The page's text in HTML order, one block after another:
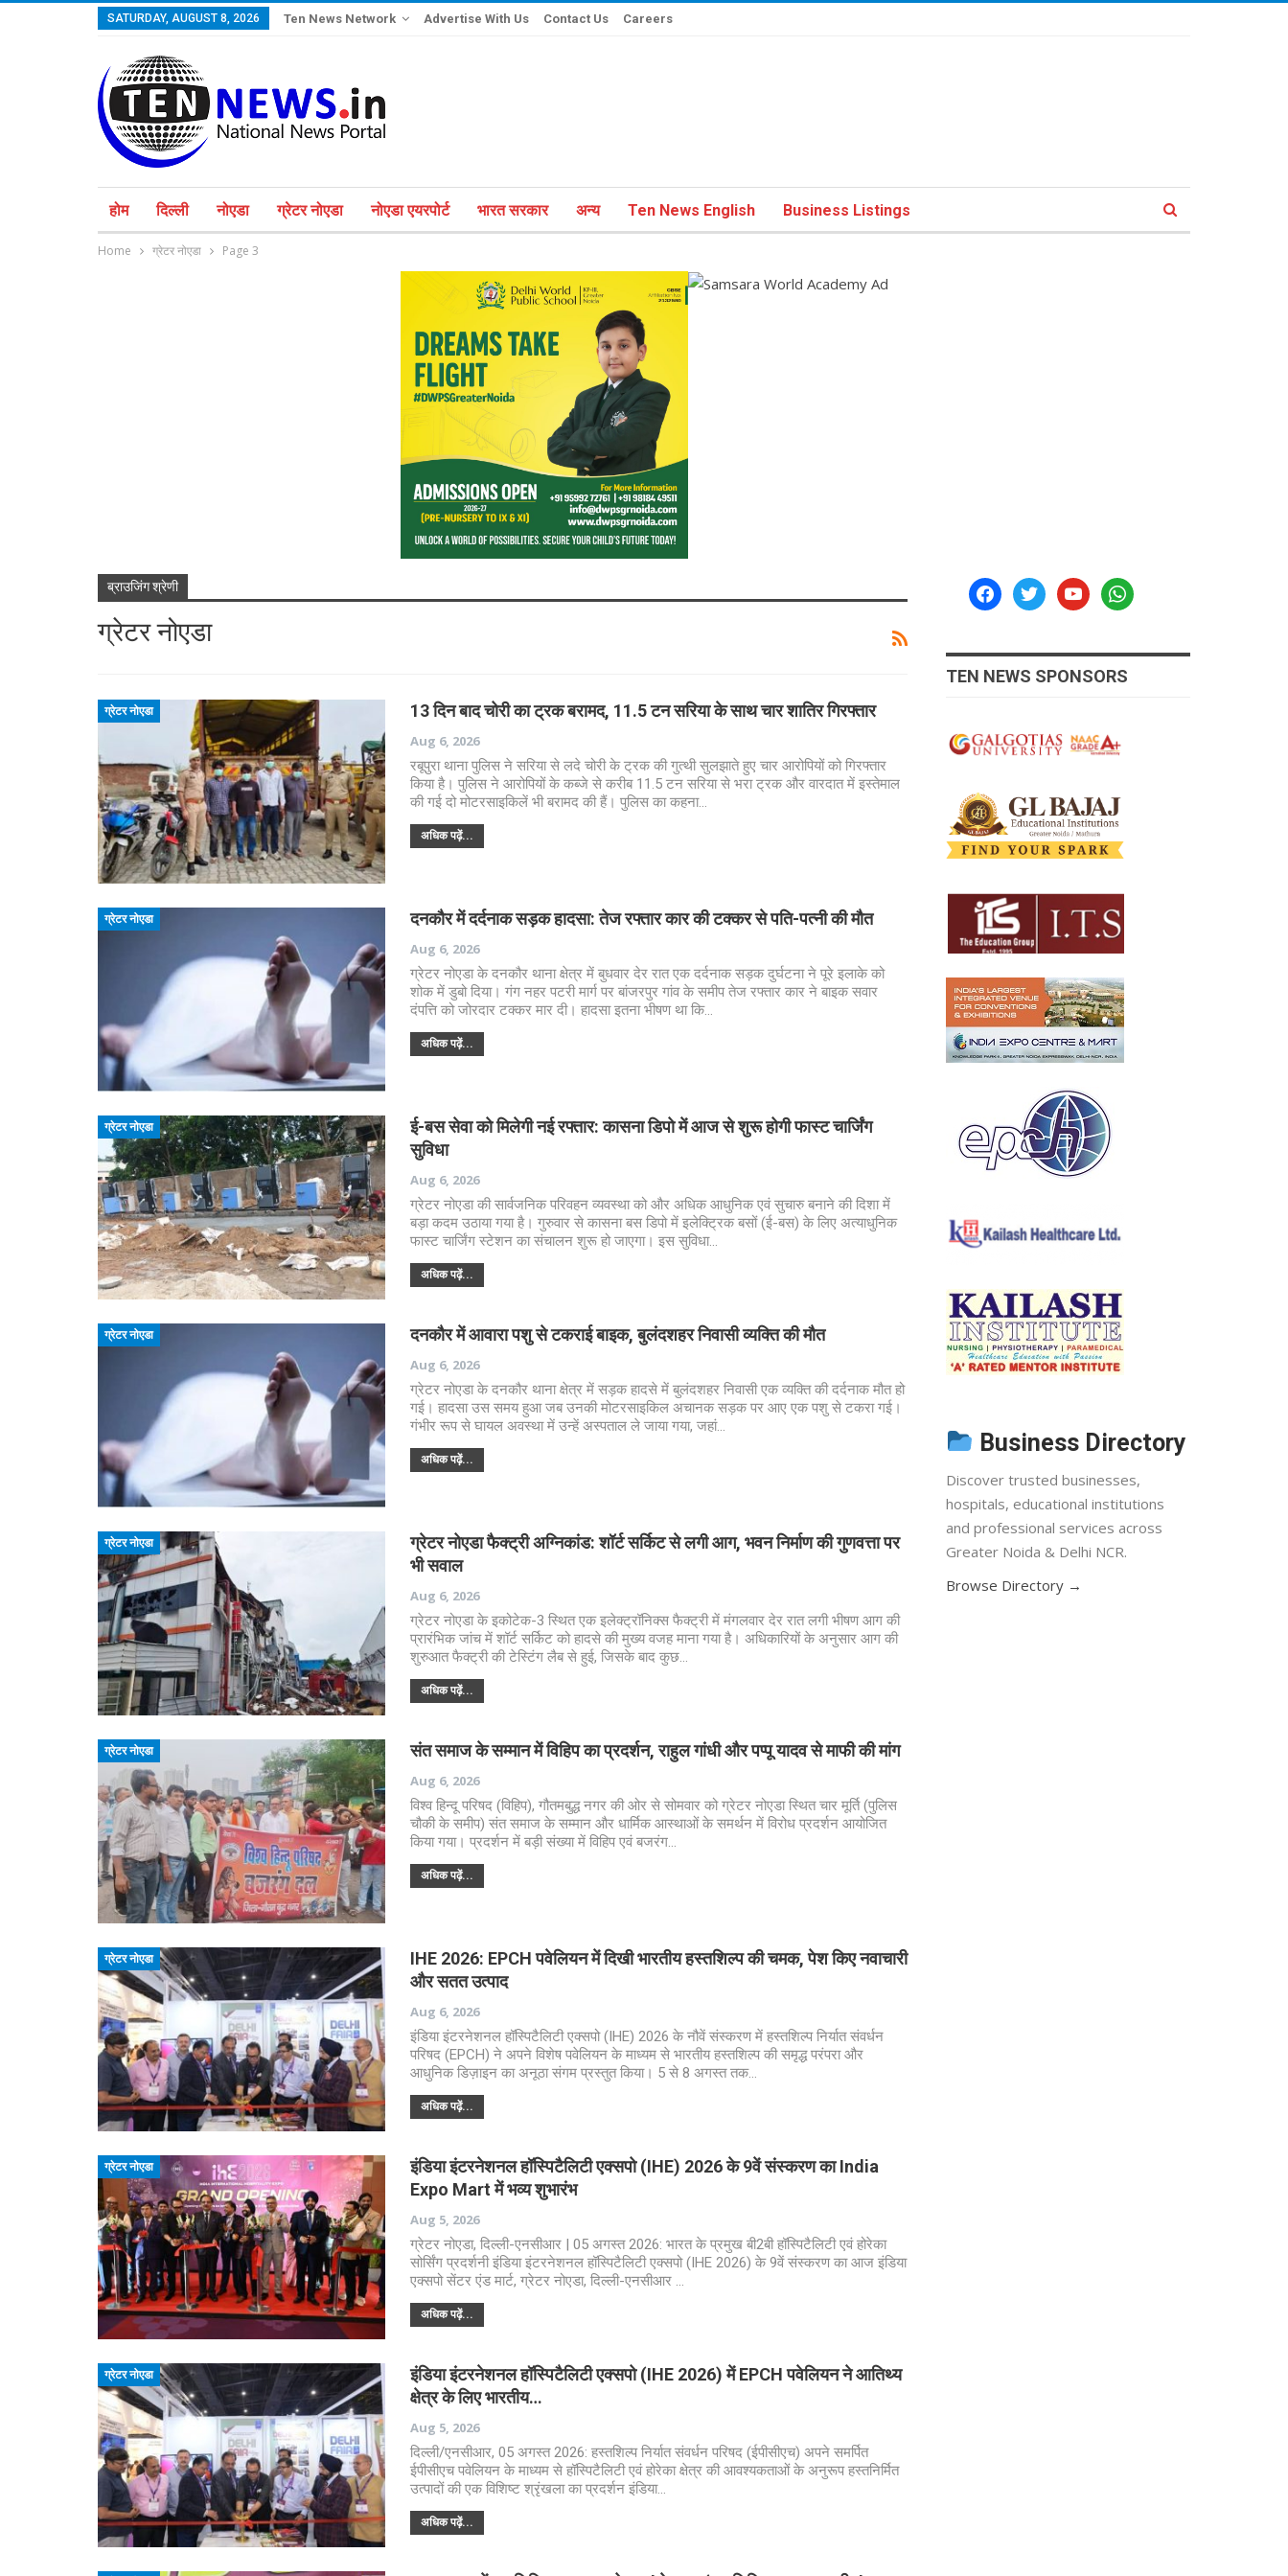
SATURDAY, AUGUST 8, 2026 Ten News Network Advertise With Us Contact Us Careers
होम दिल्ली नोएडा ग्रेटर नोएडा नोएडा एयरपोर्ट भारत सरकार अन्य Ten News English Business Listings
Home ग्रेटर नोएडा Page 3
ब्राउजिंग श्रेणी
ग्रेटर नोएडा
ग्रेटर नोएडा 13 दिन बाद चोरी का ट्रक बरामद, 11.5 टन सरिया के साथ चार शातिर गिरफ्तार
Aug 6, 2026
रबूपुरा थाना पुलिस ने सरिया से लदे चोरी के ट्रक की गुत्थी सुलझाते हुए चार आरोपियों को गिरफ्तार
किया है। पुलिस ने आरोपियों के कब्जे से करीब 11.5 टन सरिया से भरा ट्रक और वारदात में इस्तेमाल
की गई दो मोटरसाइकिलें भी बरामद की हैं। पुलिस का कहना…
अधिक पढ़ें...
ग्रेटर नोएडा दनकौर में दर्दनाक सड़क हादसा: तेज रफ्तार कार की टक्कर से पति-पत्नी की मौत
Aug 6, 2026
ग्रेटर नोएडा के दनकौर थाना क्षेत्र में बुधवार देर रात एक दर्दनाक सड़क दुर्घटना ने पूरे इलाके को
शोक में डुबो दिया। गंग नहर पटरी मार्ग पर बांजरपुर गांव के समीप तेज रफ्तार कार ने बाइक सवार
दंपत्ति को जोरदार टक्कर मार दी। हादसा इतना भीषण था कि…
अधिक पढ़ें...
ग्रेटर नोएडा
ई-बस सेवा को मिलेगी नई रफ्तार: कासना डिपो में आज से शुरू होगी फास्ट चार्जिंग
सुविधा
Aug 6, 2026
ग्रेटर नोएडा की सार्वजनिक परिवहन व्यवस्था को और अधिक आधुनिक एवं सुचारु बनाने की दिशा में
बड़ा कदम उठाया गया है। गुरुवार से कासना बस डिपो में इलेक्ट्रिक बसों (ई-बस) के लिए अत्याधुनिक
फास्ट चार्जिंग स्टेशन का संचालन शुरू हो जाएगा। इस सुविधा…
अधिक पढ़ें...
ग्रेटर नोएडा दनकौर में आवारा पशु से टकराई बाइक, बुलंदशहर निवासी व्यक्ति की मौत
Aug 6, 2026
ग्रेटर नोएडा के दनकौर थाना क्षेत्र में सड़क हादसे में बुलंदशहर निवासी एक व्यक्ति की दर्दनाक मौत हो
गई। हादसा उस समय हुआ जब उनकी मोटरसाइकिल अचानक सड़क पर आए एक पशु से टकरा गई।
गंभीर रूप से घायल अवस्था में उन्हें अस्पताल ले जाया गया, जहां…
अधिक पढ़ें...
ग्रेटर नोएडा
ग्रेटर नोएडा फैक्ट्री अग्निकांड: शॉर्ट सर्किट से लगी आग, भवन निर्माण की गुणवत्ता पर
भी सवाल
Aug 6, 2026
ग्रेटर नोएडा के इकोटेक-3 स्थित एक इलेक्ट्रॉनिक्स फैक्ट्री में मंगलवार देर रात लगी भीषण आग की
प्रारंभिक जांच में शॉर्ट सर्किट को हादसे की मुख्य वजह माना गया है। अधिकारियों के अनुसार आग की
शुरुआत फैक्ट्री की टेस्टिंग लैब से हुई, जिसके बाद कुछ…
अधिक पढ़ें...
ग्रेटर नोएडा संत समाज के सम्मान में विहिप का प्रदर्शन, राहुल गांधी और पप्पू यादव से माफी की मांग
Aug 6, 2026
विश्व हिन्दू परिषद (विहिप), गौतमबुद्ध नगर की ओर से सोमवार को ग्रेटर नोएडा स्थित चार मूर्ति (पुलिस
चौकी के समीप) संत समाज के सम्मान और धार्मिक आस्थाओं के समर्थन में विरोध प्रदर्शन आयोजित
किया गया। प्रदर्शन में बड़ी संख्या में विहिप एवं बजरंग…
अधिक पढ़ें...
ग्रेटर नोएडा
IHE 2026: EPCH पवेलियन में दिखी भारतीय हस्तशिल्प की चमक, पेश किए नवाचारी
और सतत उत्पाद
Aug 6, 2026
इंडिया इंटरनेशनल हॉस्पिटैलिटी एक्सपो (IHE) 2026 के नौवें संस्करण में हस्तशिल्प निर्यात संवर्धन
परिषद (EPCH) ने अपने विशेष पवेलियन के माध्यम से भारतीय हस्तशिल्प की समृद्ध परंपरा और
आधुनिक डिज़ाइन का अनूठा संगम प्रस्तुत किया। 5 से 8 अगस्त तक…
अधिक पढ़ें...
ग्रेटर नोएडा
इंडिया इंटरनेशनल हॉस्पिटैलिटी एक्सपो (IHE) 2026 के 9वें संस्करण का India
Expo Mart में भव्य शुभारंभ
Aug 5, 2026
ग्रेटर नोएडा, दिल्ली-एनसीआर | 05 अगस्त 2026: भारत के प्रमुख बी2बी हॉस्पिटैलिटी एवं होरेका
सोर्सिंग प्रदर्शनी इंडिया इंटरनेशनल हॉस्पिटैलिटी एक्सपो (IHE 2026) के 9वें संस्करण का आज इंडिया
एक्सपो सेंटर एंड मार्ट, ग्रेटर नोएडा, दिल्ली-एनसीआर …
अधिक पढ़ें...
ग्रेटर नोएडा
इंडिया इंटरनेशनल हॉस्पिटैलिटी एक्सपो (IHE 2026) में EPCH पवेलियन ने आतिथ्य
क्षेत्र के लिए भारतीय…
Aug 5, 2026
दिल्ली/एनसीआर, 05 अगस्त 2026: हस्तशिल्प निर्यात संवर्धन परिषद (ईपीसीएच) अपने समर्पित
ईपीसीएच पवेलियन के माध्यम से हॉस्पिटैलिटी एवं होरेका क्षेत्र की आवश्यकताओं के अनुरूप हस्तनिर्मित
उत्पादों की एक विशिष्ट श्रृंखला का प्रदर्शन इंडिया…
अधिक पढ़ें...
facebooktwitteryoutubewhatsapp
TEN NEWS SPONSORS
Business Directory
Discover trusted businesses,
hospitals, educational institutions
and professional services across
Greater Noida & Delhi NCR.
Browse Directory →